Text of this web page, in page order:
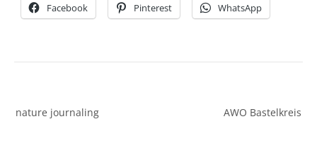
Facebook Pinterest WhatsApp
AWO Bastelkreis
nature journaling